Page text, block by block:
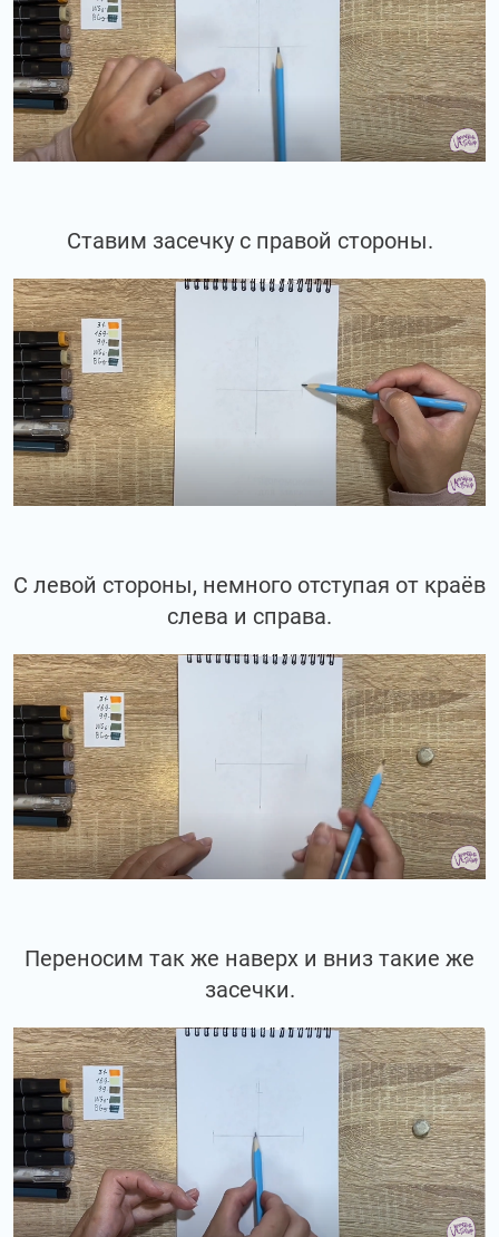
Ставим засечку с правой стороны.
С левой стороны, немного отступая от краёв
слева и справа.
Переносим так же наверх и вниз такие же
засечки.